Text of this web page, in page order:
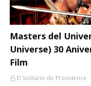
Masters del
Universe) 30
Film
El Solitario de Providence